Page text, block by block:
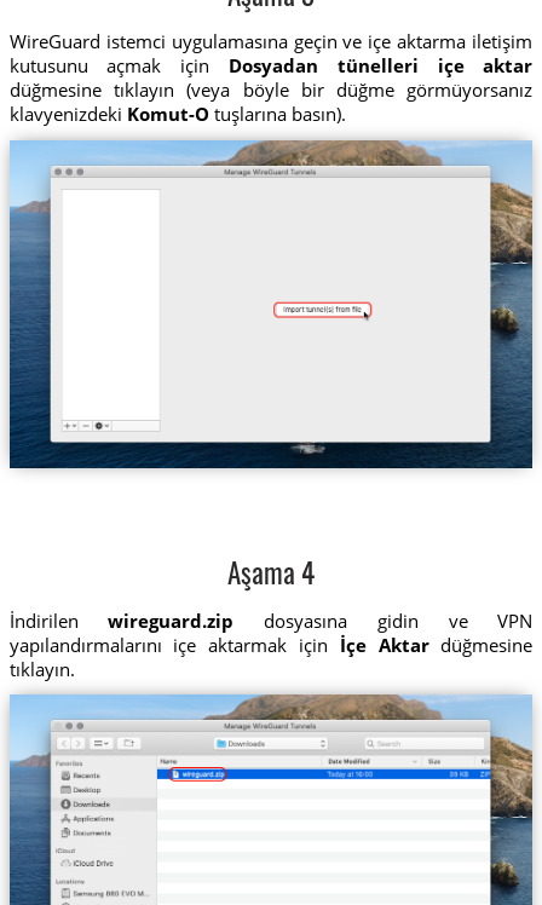
WireGuard istemci uygulamasına geçin ve içe aktarma iletişim
kutusunu açmak için Dosyadan tünelleri içe aktar
düğmesine tıklayın (veya böyle bir düğme görmüyorsanız
klavyenizdeki Komut-O tuşlarına basın).
Aşama 4
İndirilenwireguard.zip dosyasına gidin ve VPN
yapılandırmalarını içe aktarmak için İçe Aktardüğmesine
tıklayın.